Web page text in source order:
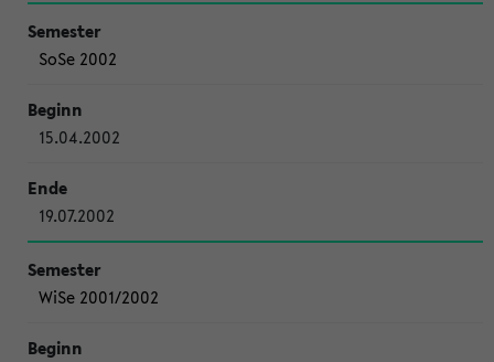
SoSe 2002
15.04.2002
19.07.2002
WiSe 2001/2002